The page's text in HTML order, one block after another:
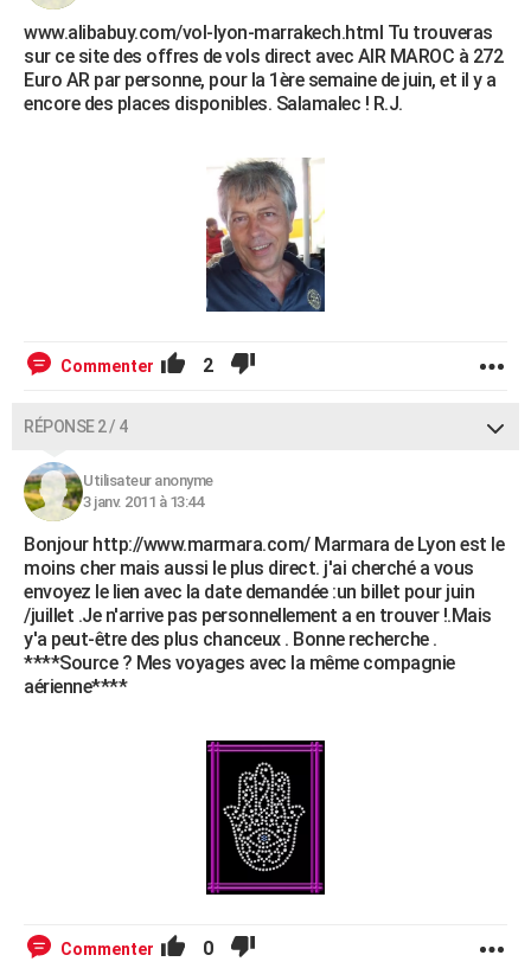
S'inscrire
Se connecter
Lycées
Collèges
Primaires
Universités
Entreprises
Service militaire
Avis de recherche
AVIS DE DÉCÈS
FORUM
www.alibabuy.com/vol-lyon-marrakech.html Tu trouveras
sur ce site des offres de vols direct avec AIR MAROC à 272
Euro AR par personne, pour la 1ère semaine de juin, et il y a
encore des places disponibles. Salamalec ! R.J.
Commenter 2
RÉPONSE 2 / 4
Utilisateur anonyme
3 janv. 2011 à 13:44
Bonjour http://www.marmara.com/ Marmara de Lyon est le
moins cher mais aussi le plus direct. j'ai cherché a vous
envoyez le lien avec la date demandée :un billet pour juin
/juillet .Je n'arrive pas personnellement a en trouver !.Mais
y'a peut-être des plus chanceux . Bonne recherche .
****Source ? Mes voyages avec la même compagnie
aérienne****
Commenter 0